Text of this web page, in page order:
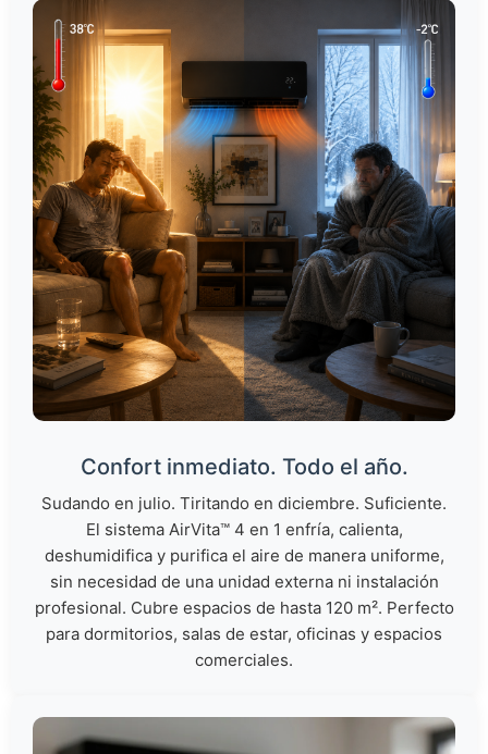
Confort inmediato. Todo el año.
Sudando en julio. Tiritando en diciembre. Suficiente.
El sistema AirVita™ 4 en 1 enfría, calienta,
deshumidifica y purifica el aire de manera uniforme,
sin necesidad de una unidad externa ni instalación
profesional. Cubre espacios de hasta 120 m². Perfecto
para dormitorios, salas de estar, oficinas y espacios
comerciales.